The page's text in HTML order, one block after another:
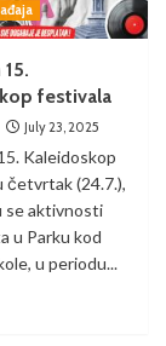
festivala
July 23, 2025
Kaleidoskop
četvrtak (24.7.),
se aktivnosti
u Parku kod
u periodu...